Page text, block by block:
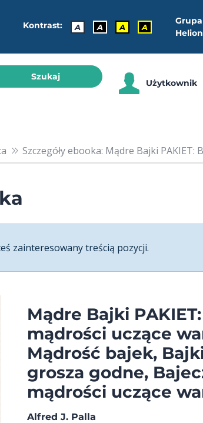
Kontrast: A A A A
Helion
Szukaj
Użytkownik
Szczegóły ebooka: Mądre Bajki PAKIET:
zainteresowany treścią pozycji.
Mądre Bajki
mądrości uczące
Mądrość bajek,
grosza godne,
mądrości uczące
Alfred J. Palla